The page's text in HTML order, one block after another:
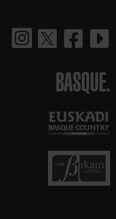
BASQUE.